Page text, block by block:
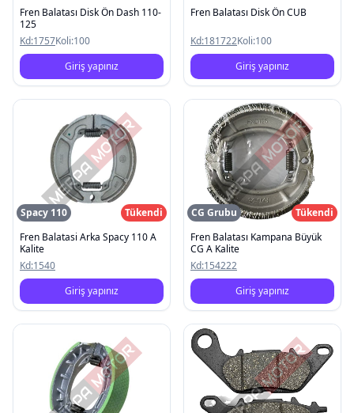
Fren Balatası Disk Ön Dash 110-
125
Kd:1757Koli:100
Giriş yapınız
Fren Balatası Disk Ön CUB
Kd:181722Koli:100
Giriş yapınız
Spacy 110
Tükendi
Fren Balatasi Arka Spacy 110 A
Kalite
Kd:1540
Giriş yapınız
CG Grubu
Tükendi
Fren Balatası Kampana Büyük
CG A Kalite
Kd:154222
Giriş yapınız